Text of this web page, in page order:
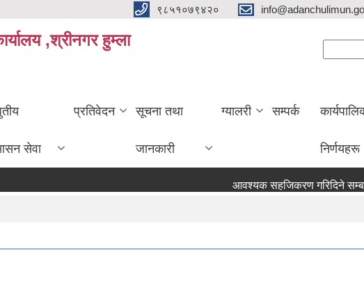
९८५१०७९४२०
,श्रीनगर हुम्ला
सेवा
प्रतिवेदन सूचना तथा
जानकारी
ग्यालरी सम्पर्क
निर्णयहरू
आवश्यक सहजिकरण गरिदिने